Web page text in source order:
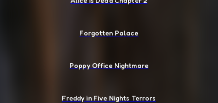
Forgotten Palace
Poppy Office Nightmare
Freddy in Five Nights Terrors